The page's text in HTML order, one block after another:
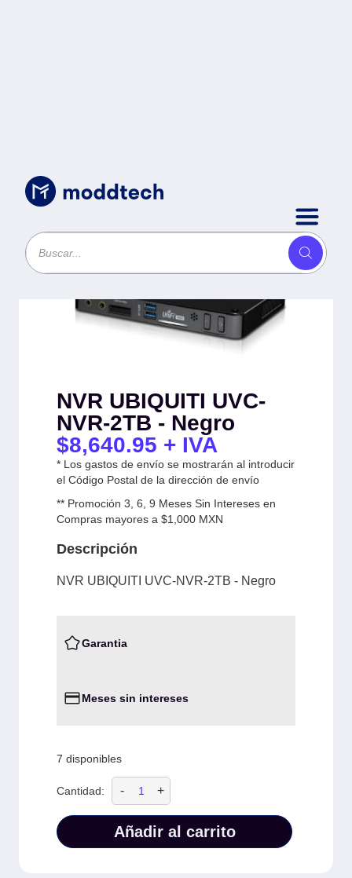
NVR UBIQUITI UVC-
NVR-2TB - Negro
$8,640.95 + IVA
* Los gastos de envío se mostrarán al introducir
el Código Postal de la dirección de envío
** Promoción 3, 6, 9 Meses Sin Intereses en
Compras mayores a $1,000 MXN
Descripción
NVR UBIQUITI UVC-NVR-2TB - Negro
Garantia
Meses sin intereses
7 disponibles
Cantidad: - +
Añadir al carrito